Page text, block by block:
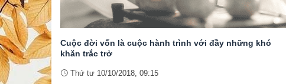
Cuộc đời vốn là cuộc hành trình với đầy những khó
khăn trắc trở
Thứ tư 10/10/2018, 09:15